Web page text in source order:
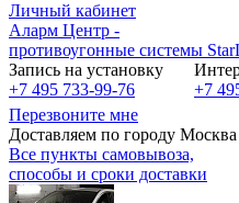
Личный кабинет
Аларм Центр -
противоугонные системы
Запись на установку
+7 495 733-99-76
+7
Перезвоните мне
Доставляем по городу Москва
Все пункты самовывоза,
способы и сроки доставки